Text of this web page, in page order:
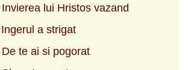
lui Hristos vazand
a strigat
te ai si pogorat